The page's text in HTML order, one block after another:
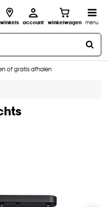
winkels account winkelwagen menu
of gratis afhalen
en opmeten aan huis